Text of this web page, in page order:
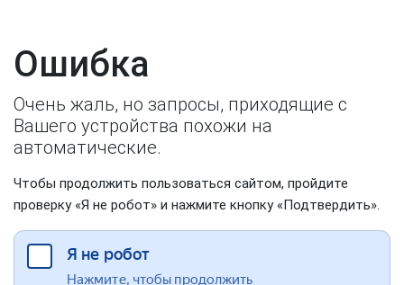
Ошибка
Очень жаль, но запросы, приходящие с
Вашего устройства похожи на
автоматические.
Чтобы продолжить пользоваться сайтом, пройдите
проверку «Я не робот» и нажмите кнопку «Подтвердить».